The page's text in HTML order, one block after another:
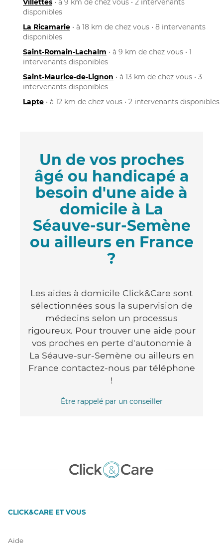
Villettes • à 9 km de chez vous • 2 intervenants
disponibles
La Ricamarie • à 18 km de chez vous • 8 intervenants
disponibles
Saint-Romain-Lachalm • à 9 km de chez vous • 1
intervenants disponibles
Saint-Maurice-de-Lignon • à 13 km de chez vous • 3
intervenants disponibles
Lapte • à 12 km de chez vous • 2 intervenants disponibles
Un de vos proches
âgé ou handicapé a
besoin d'une aide à
domicile à La
Séauve-sur-Semène
ou ailleurs en France
?
Les aides à domicile Click&Care sont
sélectionnées sous la supervision de
médecins selon un processus
rigoureux. Pour trouver une aide pour
vos proches en perte d'autonomie à
La Séauve-sur-Semène ou ailleurs en
France contactez-nous par téléphone
!
Être rappelé par un conseiller
CLICK&CARE ET VOUS
Aide